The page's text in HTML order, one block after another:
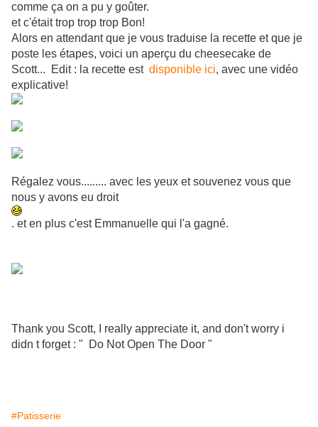
comme ça on a pu y goûter.
et c'était trop trop trop Bon!
Alors en attendant que je vous traduise la recette et que je
poste les étapes, voici un aperçu du cheesecake de
Scott... Edit : la recette est disponible ici, avec une vidéo
explicative!
Régalez vous......... avec les yeux et souvenez vous que
nous y avons eu droit
. et en plus c'est Emmanuelle qui l'a gagné.
Thank you Scott, I really appreciate it, and don't worry i
didn t forget : " Do Not Open The Door "
#Patisserie